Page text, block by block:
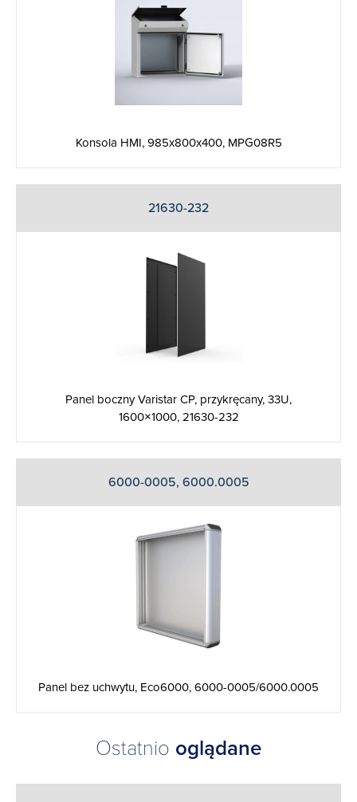
Konsola HMI, 985x800x400, MPG08R5
21630-232
Panel boczny Varistar CP, przykręcany, 33U,
1600×1000, 21630-232
6000-0005, 6000.0005
Panel bez uchwytu, Eco6000, 6000-0005/6000.0005
Ostatnio oglądane